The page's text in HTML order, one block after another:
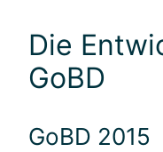
Die
GoBD
GoBD 2015